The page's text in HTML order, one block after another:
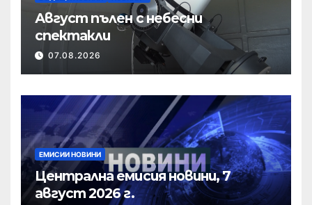
Август пълен с небесни
спектакли
07.08.2026
ЕМИСИИ НОВИНИ
Централна емисия новини, 7
август 2026 г.